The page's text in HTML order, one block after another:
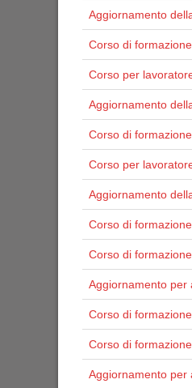
Aggiornamento
Corso di
Corso per
Aggiornamento
Corso di
Corso per
Aggiornamento
Corso di
Corso di
Aggiornamento per
Corso di
Corso di
Aggiornamento per